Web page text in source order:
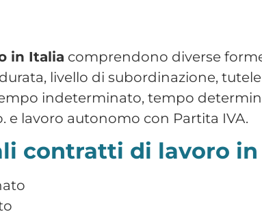
una scadenza prefissata ed è